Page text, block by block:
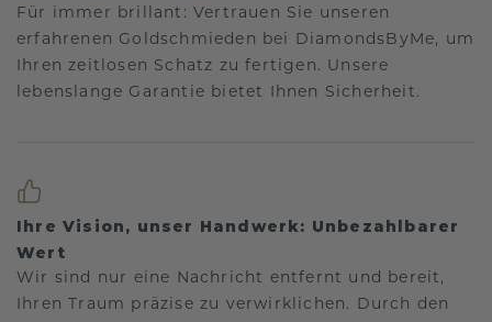
Für immer brillant: Vertrauen Sie unseren
erfahrenen Goldschmieden bei DiamondsByMe, um
Ihren zeitlosen Schatz zu fertigen. Unsere
lebenslange Garantie bietet Ihnen Sicherheit.
Ihre Vision, unser Handwerk: Unbezahlbarer
Wert
Wir sind nur eine Nachricht entfernt und bereit,
Ihren Traum präzise zu verwirklichen. Durch den